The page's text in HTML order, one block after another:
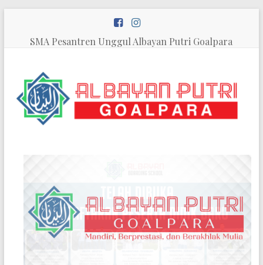
contentSMA Pesantren Unggul Albayan Putri Goalpara
SMA
Unggul
Bayan